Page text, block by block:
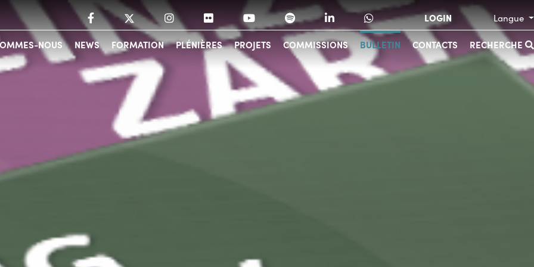
Langue
LOGIN
RECHERCHE
CONTACTS
BULLETIN
COMMISSIONS
PROJETS
PLÉNIÈRES
FORMATION
NEWS
NOUS